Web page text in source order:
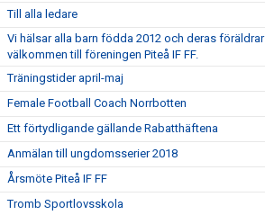
Till alla ledare
Vi hälsar alla barn födda 2012 och deras föräldrar
välkommen till föreningen Piteå IF FF.
Träningstider april-maj
Female Football Coach Norrbotten
Ett förtydligande gällande Rabatthäftena
Anmälan till ungdomsserier 2018
Årsmöte Piteå IF FF
Tromb Sportlovsskola